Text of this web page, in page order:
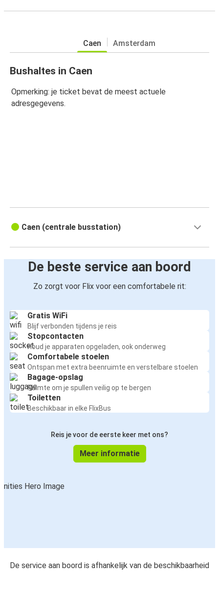
Caen Amsterdam
Bushaltes in Caen
Opmerking: je ticket bevat de meest actuele
adresgegevens.
Caen (centrale busstation)
De beste service aan boord
Zo zorgt voor Flix voor een comfortabele rit:
Gratis WiFi
Blijf verbonden tijdens je reis
Stopcontacten
Houd je apparaten opgeladen, ook onderweg
Comfortabele stoelen
Ontspan met extra beenruimte en verstelbare stoelen
Bagage-opslag
Ruimte om je spullen veilig op te bergen
Toiletten
Beschikbaar in elke FlixBus
Reis je voor de eerste keer met ons?
Meer informatie
De service aan boord is afhankelijk van de beschikbaarheid